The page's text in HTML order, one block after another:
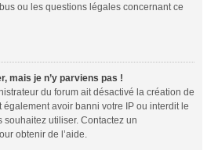
ou les questions légales concernant ce
mais je n’y parviens pas !
du forum ait désactivé la création de
avoir banni votre IP ou interdit le
souhaitez utiliser. Contactez un
obtenir de l’aide.